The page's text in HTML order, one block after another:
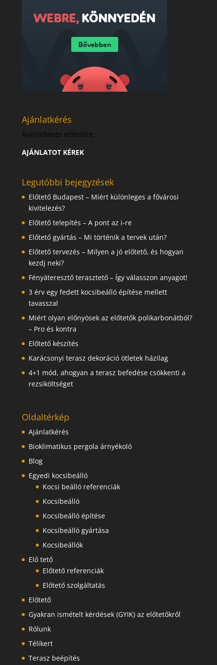
Ajánlatkérés
Ajánlatkérés előtetőre.
AJÁNLATOT KÉREK
Legutóbbi bejegyzések
Előtető Budapest – Miért különleges a fővárosi
kivitelezés?
Előtető telepítés – A pont az i-re
Előtető gyártás – Mi történik a tervek után?
Előtető tervezés – Milyen a jó előtető, és hogyan
kezdj neki?
Fényáteresztő terasztető – Így válasszon anyagot!
3 érv egy fedett kocsibeálló építése mellett
tavasszal
Miért olyan előnyösek az előtetők polikarbonátból?
– Pro és kontra
Előtető készítés
Karácsonyi terasz dekoráció ötletek házilag
4+1 mód, ahogyan a terasz befedése csökkenti a
rezsiköltséget
Oldaltérkép
Ajánlatkérés
Bioklimatikus pergola árnyékoló
Blog
Egyedi kocsibeálló
Kocsi beálló referenciák
Kocsibeálló
Kocsibeálló építése
Kocsibeálló gyártása
Kocsibeállók
Elő tető
Előtető referenciák
Előtető szolgáltatás
Előtető
Gyakran ismételt kérdések (GYIK) az előtetőkről
Rólunk
Télikert
Terasz beépítés